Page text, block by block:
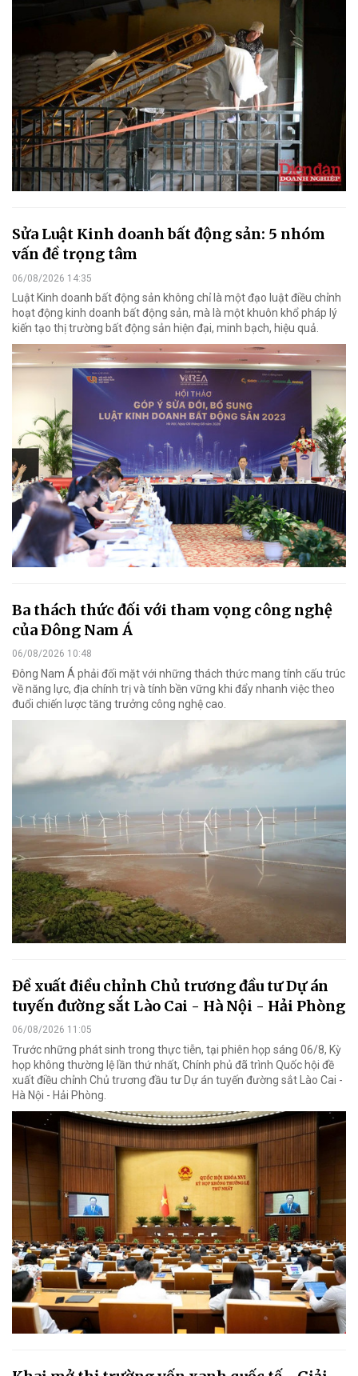
Sửa Luật Kinh doanh bất động sản: 5 nhóm
vấn đề trọng tâm
06/08/2026 14:35
Luật Kinh doanh bất động sản không chỉ là một đạo luật điều chỉnh
hoạt động kinh doanh bất động sản, mà là một khuôn khổ pháp lý
kiến tạo thị trường bất động sản hiện đại, minh bạch, hiệu quả.
Ba thách thức đối với tham vọng công nghệ
của Đông Nam Á
06/08/2026 10:48
Đông Nam Á phải đối mặt với những thách thức mang tính cấu trúc
về năng lực, địa chính trị và tính bền vững khi đẩy nhanh việc theo
đuổi chiến lược tăng trưởng công nghệ cao.
Đề xuất điều chỉnh Chủ trương đầu tư Dự án
tuyến đường sắt Lào Cai - Hà Nội - Hải Phòng
06/08/2026 11:05
Trước những phát sinh trong thực tiễn, tại phiên họp sáng 06/8, Kỳ
họp không thường lệ lần thứ nhất, Chính phủ đã trình Quốc hội đề
xuất điều chỉnh Chủ trương đầu tư Dự án tuyến đường sắt Lào Cai -
Hà Nội - Hải Phòng.